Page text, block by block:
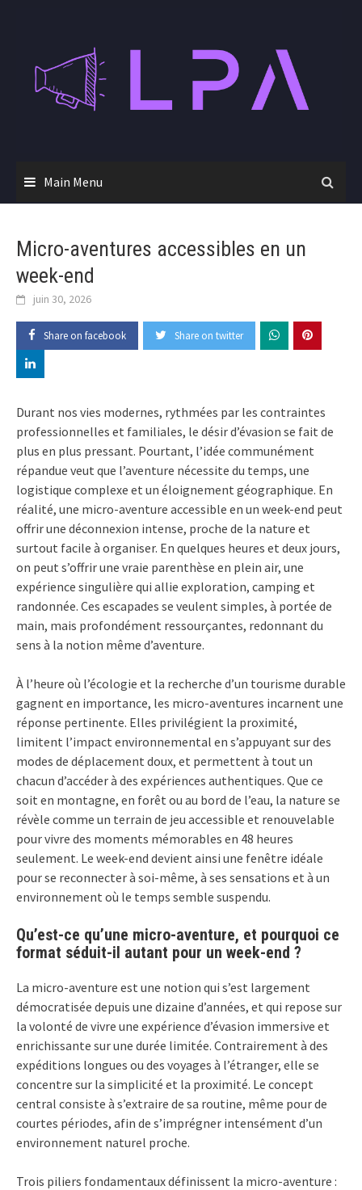
Main Menu
Micro-aventures accessibles en un
week-end
juin 30, 2026
Share on facebook Share on twitter
Durant nos vies modernes, rythmées par les contraintes
professionnelles et familiales, le désir d’évasion se fait de
plus en plus pressant. Pourtant, l’idée communément
répandue veut que l’aventure nécessite du temps, une
logistique complexe et un éloignement géographique. En
réalité, une micro-aventure accessible en un week-end peut
offrir une déconnexion intense, proche de la nature et
surtout facile à organiser. En quelques heures et deux jours,
on peut s’offrir une vraie parenthèse en plein air, une
expérience singulière qui allie exploration, camping et
randonnée. Ces escapades se veulent simples, à portée de
main, mais profondément ressourçantes, redonnant du
sens à la notion même d’aventure.
À l’heure où l’écologie et la recherche d’un tourisme durable
gagnent en importance, les micro-aventures incarnent une
réponse pertinente. Elles privilégient la proximité,
limitent l’impact environnemental en s’appuyant sur des
modes de déplacement doux, et permettent à tout un
chacun d’accéder à des expériences authentiques. Que ce
soit en montagne, en forêt ou au bord de l’eau, la nature se
révèle comme un terrain de jeu accessible et renouvelable
pour vivre des moments mémorables en 48 heures
seulement. Le week-end devient ainsi une fenêtre idéale
pour se reconnecter à soi-même, à ses sensations et à un
environnement où le temps semble suspendu.
Qu’est-ce qu’une micro-aventure, et pourquoi ce
format séduit-il autant pour un week-end ?
La micro-aventure est une notion qui s’est largement
démocratisée depuis une dizaine d’années, et qui repose sur
la volonté de vivre une expérience d’évasion immersive et
enrichissante sur une durée limitée. Contrairement à des
expéditions longues ou des voyages à l’étranger, elle se
concentre sur la simplicité et la proximité. Le concept
central consiste à s’extraire de sa routine, même pour de
courtes périodes, afin de s’imprégner intensément d’un
environnement naturel proche.
Trois piliers fondamentaux définissent la micro-aventure :